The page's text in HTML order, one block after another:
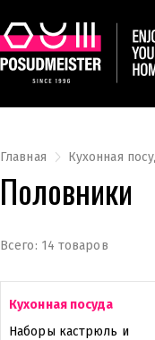
Главная Кухонная
Половники
Всего: 14 товаров
Кухонная посуда
Наборы кастрюль и